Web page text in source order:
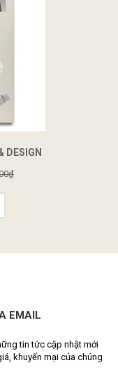
DESIGN
EMAIL
tin tức cập nhật mới
khuyến mại của chúng